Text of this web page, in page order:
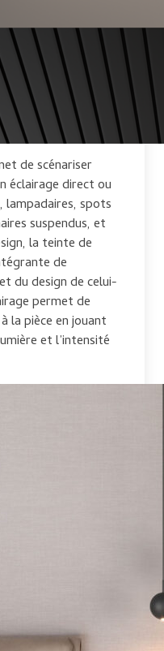
de scénariser
éclairage direct ou
lampadaires, spots
suspendus, et
la teinte de
de
du design de celui-
permet de
la pièce en jouant
et l’intensité